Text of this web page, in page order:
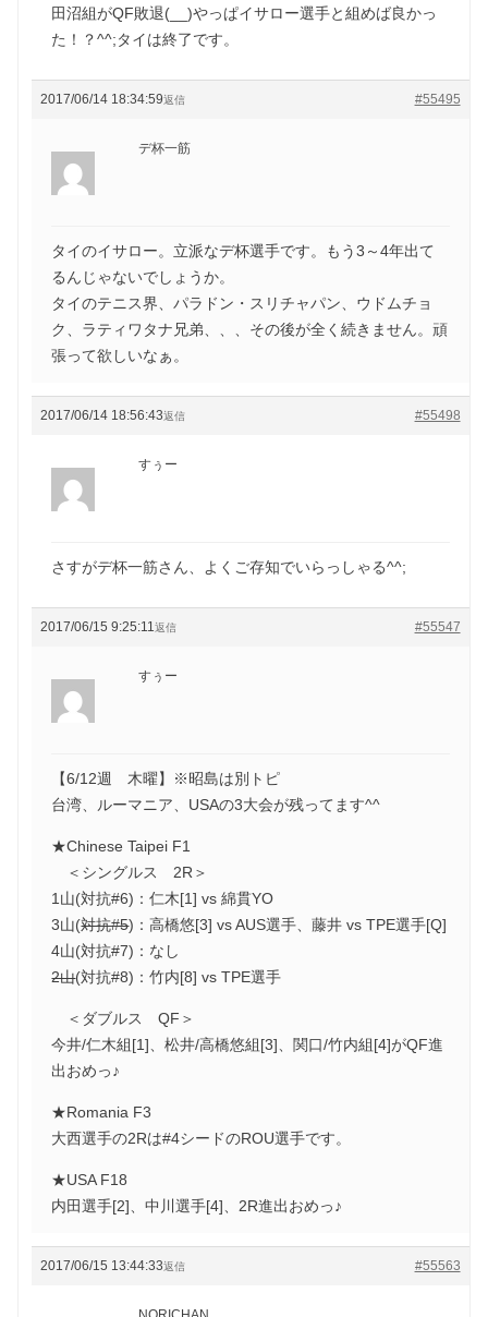
田沼組がQF敗退(__)やっぱイサロー選手と組めば良かっ
た！？^^;タイは終了です。
2017/06/14 18:34:59 #55495
返信
デ杯一筋
タイのイサロー。立派なデ杯選手です。もう3～4年出て
るんじゃないでしょうか。
タイのテニス界、パラドン・スリチャパン、ウドムチョ
ク、ラティワタナ兄弟、、、その後が全く続きません。頑
張って欲しいなぁ。
2017/06/14 18:56:43 #55498
返信
すぅー
さすがデ杯一筋さん、よくご存知でいらっしゃる^^;
2017/06/15 9:25:11 #55547
返信
すぅー
【6/12週 木曜】※昭島は別トピ
台湾、ルーマニア、USAの3大会が残ってます^^
★Chinese Taipei F1
＜シングルス 2R＞
1山(対抗#6)：仁木[1] vs 綿貫YO
3山(対抗#5)：高橋悠[3] vs AUS選手、藤井 vs TPE選手[Q]
4山(対抗#7)：なし
2山(対抗#8)：竹内[8] vs TPE選手
＜ダブルス QF＞
今井/仁木組[1]、松井/高橋悠組[3]、関口/竹内組[4]がQF進
出おめっ♪
★Romania F3
大西選手の2Rは#4シードのROU選手です。
★USA F18
内田選手[2]、中川選手[4]、2R進出おめっ♪
2017/06/15 13:44:33 #55563
返信